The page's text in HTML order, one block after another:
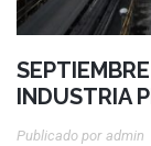
INDUSTRIA
Publicado por Admin